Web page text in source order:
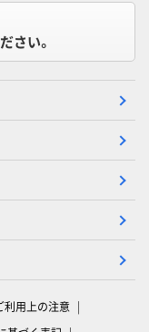
さい。
利用上の注意